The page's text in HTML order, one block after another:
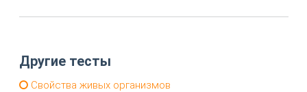
Другие тесты
Свойства живых организмов